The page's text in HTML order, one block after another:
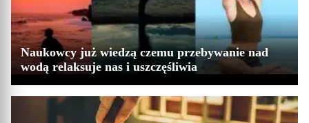
Naukowcy już wiedzą czemu przebywanie nad
wodą relaksuje nas i uszczęśliwia